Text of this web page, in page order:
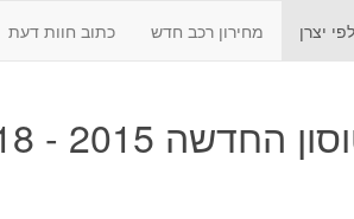
יצרן מחירון רכב חדש כתוב חוות דעת
החדשה 2015 - 2018